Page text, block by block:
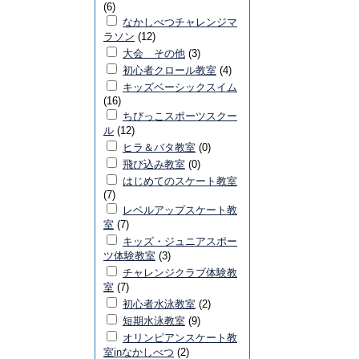
(6)
なかしべつチャレンジマ
ラソン (12)
大会 その他 (3)
初心者クロール教室 (4)
キッズベーシックスイム
(16)
ちびっこスポーツスクー
ル (12)
ヒラ＆バタ教室 (0)
飛び込み教室 (0)
はじめてのスケート教室
(7)
レベルアップスケート教
室 (7)
キッズ・ジュニアスポー
ツ体験教室 (3)
チャレンジクラブ体験教
室 (7)
初心者水泳教室 (2)
短期水泳教室 (9)
オリンピアンスケート教
室inなかしべつ (2)